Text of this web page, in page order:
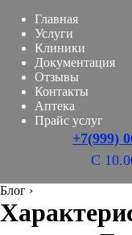
Главная
Услуги
Клиники
Документация
Отзывы
Контакты
Аптека
Прайс услуг
+7(999)
С
Блог ›